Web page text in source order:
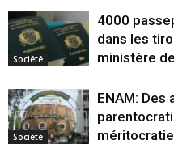
Société
4000
dans les
ministère
Société
ENAM: Des
méritocratie